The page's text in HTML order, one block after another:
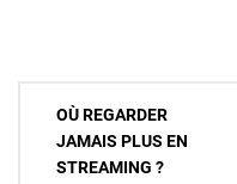
Navigation
OÙ REGARDER
JAMAIS PLUS EN
STREAMING ?